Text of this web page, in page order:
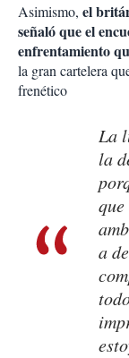
Asimismo, el
señaló que el
enfrentamiento
la gran cartelera
frenético
La
la
a